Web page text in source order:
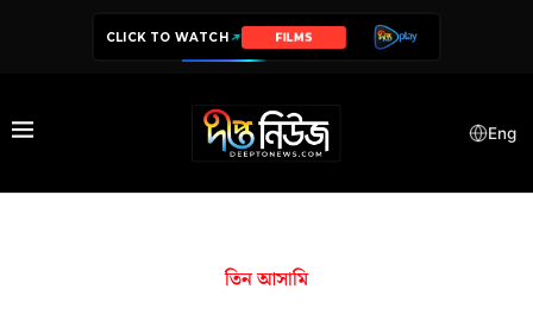
CLICK TO WATCH FILMS
Eng
তিন আসামি